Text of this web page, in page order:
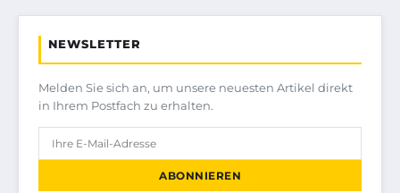
NEWSLETTER
Melden Sie sich an, um unsere neuesten Artikel direkt
in Ihrem Postfach zu erhalten.
ABONNIEREN